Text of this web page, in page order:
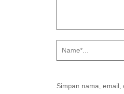
Simpan nama, email,